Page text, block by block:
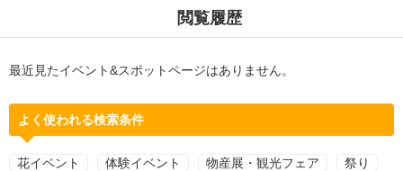
閲覧履歴
最近見たイベント&スポットページはありません。
よく使われる検索条件
花イベント 体験イベント 物産展・観光フェア 祭り